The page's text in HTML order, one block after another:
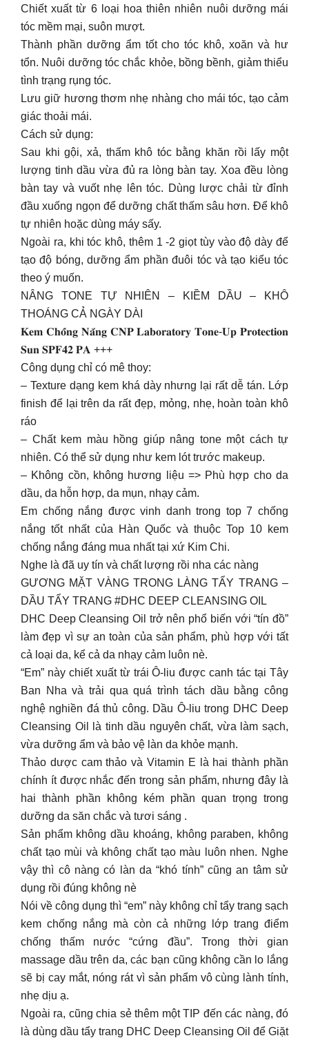
Chiết xuất từ 6 loại hoa thiên nhiên nuôi dưỡng mái
tóc mềm mại, suôn mượt.
Thành phần dưỡng ẩm tốt cho tóc khô, xoăn và hư
tổn. Nuôi dưỡng tóc chắc khỏe, bồng bềnh, giảm thiểu
tình trạng rụng tóc.
Lưu giữ hương thơm nhẹ nhàng cho mái tóc, tạo cảm
giác thoải mái.
Cách sử dụng:
Sau khi gội, xả, thấm khô tóc bằng khăn rồi lấy một
lượng tinh dầu vừa đủ ra lòng bàn tay. Xoa đều lòng
bàn tay và vuốt nhẹ lên tóc. Dùng lược chải từ đỉnh
đầu xuống ngọn để dưỡng chất thấm sâu hơn. Để khô
tự nhiên hoặc dùng máy sấy.
Ngoài ra, khi tóc khô, thêm 1 -2 giọt tùy vào độ dày để
tạo độ bóng, dưỡng ẩm phần đuôi tóc và tạo kiểu tóc
theo ý muốn.
NÂNG TONE TỰ NHIÊN – KIỀM DẦU – KHÔ
THOÁNG CẢ NGÀY DÀI
𝐊𝐞𝐦 𝐂𝐡𝐨̂́𝐧𝐠 𝐍𝐚̆́𝐧𝐠 𝐂𝐍𝐏 𝐋𝐚𝐛𝐨𝐫𝐚𝐭𝐨𝐫𝐲 𝐓𝐨𝐧𝐞-𝐔𝐩 𝐏𝐫𝐨𝐭𝐞𝐜𝐭𝐢𝐨𝐧
𝐒𝐮𝐧 𝐒𝐏𝐅𝟒𝟐 𝐏𝐀 +++
Công dụng chỉ có mê thoy:
– Texture dạng kem khá dày nhưng lại rất dễ tán. Lớp
finish để lại trên da rất đẹp, mỏng, nhẹ, hoàn toàn khô
ráo
– Chất kem màu hồng giúp nâng tone một cách tự
nhiên. Có thể sử dụng như kem lót trước makeup.
– Không cồn, không hương liệu => Phù hợp cho da
dầu, da hỗn hợp, da mụn, nhạy cảm.
Em chống nắng được vinh danh trong top 7 chống
nắng tốt nhất của Hàn Quốc và thuộc Top 10 kem
chống nắng đáng mua nhất tại xứ Kim Chi.
Nghe là đã uy tín và chất lượng rồi nha các nàng
GƯƠNG MẶT VÀNG TRONG LÀNG TẨY TRANG –
DẦU TẨY TRANG #DHC DEEP CLEANSING OIL
DHC Deep Cleansing Oil trở nên phổ biến với “tín đồ”
làm đẹp vì sự an toàn của sản phẩm, phù hợp với tất
cả loại da, kể cả da nhạy cảm luôn nè.
“Em” này chiết xuất từ trái Ô-liu được canh tác tại Tây
Ban Nha và trải qua quá trình tách dầu bằng công
nghệ nghiền đá thủ công. Dầu Ô-liu trong DHC Deep
Cleansing Oil là tinh dầu nguyên chất, vừa làm sạch,
vừa dưỡng ẩm và bảo vệ làn da khỏe mạnh.
Thảo dược cam thảo và Vitamin E là hai thành phần
chính ít được nhắc đến trong sản phẩm, nhưng đây là
hai thành phần không kém phần quan trọng trong
dưỡng da săn chắc và tươi sáng .
Sản phẩm không dầu khoáng, không paraben, không
chất tạo mùi và không chất tạo màu luôn nhen. Nghe
vậy thì cô nàng có làn da “khó tính” cũng an tâm sử
dụng rồi đúng không nè
Nói về công dụng thì “em” này không chỉ tẩy trang sạch
kem chống nắng mà còn cả những lớp trang điểm
chống thấm nước “cứng đầu”. Trong thời gian
massage dầu trên da, các bạn cũng không cần lo lắng
sẽ bị cay mắt, nóng rát vì sản phẩm vô cùng lành tính,
nhẹ dịu ạ.
Ngoài ra, cũng chia sẻ thêm một TIP đến các nàng, đó
là dùng dầu tẩy trang DHC Deep Cleansing Oil để Giặt